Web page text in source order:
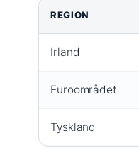
REGION
Irland
Euroområdet
Tyskland